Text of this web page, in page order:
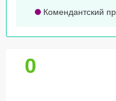
Комендантский
0